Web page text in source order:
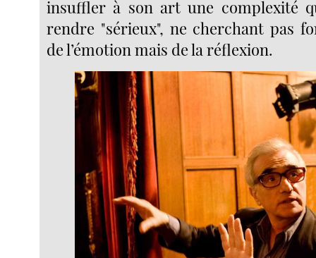
insuffler à son art une complexité
rendre "sérieux", ne cherchant pas
de l’émotion mais de la réflexion.